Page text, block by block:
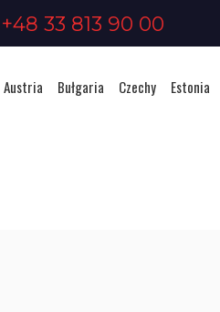
+48 33 813 90 00
Austria Bułgaria Czechy Estonia